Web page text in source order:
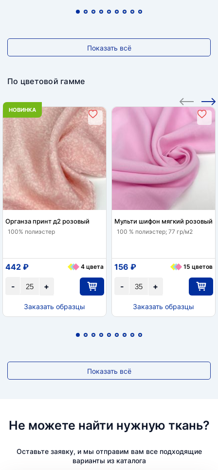
Показать всё
По цветовой гамме
НОВИНКА
Органза принт д2 розовый
100% полиэстер
+
-
442 ₽ 4 цвета
Заказать образцы
Мульти шифон мягкий розовый
100 % полиэстер; 77 гр/м2
+
-
156 ₽ 15 цветов
Заказать образцы
Показать всё
Не можете найти нужную ткань?
Оставьте заявку, и мы отправим вам все подходящие
варианты из каталога